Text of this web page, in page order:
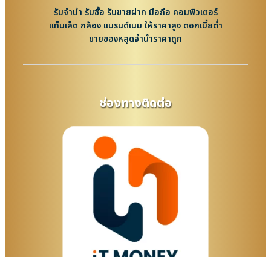
รับจำนำ รับซื้อ รับขายฝาก มือถือ คอมพิวเตอร์
แท็บเล็ต กล้อง แบรนด์เนม ให้ราคาสูง ดอกเบี้ยต่ำ
ขายของหลุดจำนำราคาถูก
ช่องทางติดต่อ